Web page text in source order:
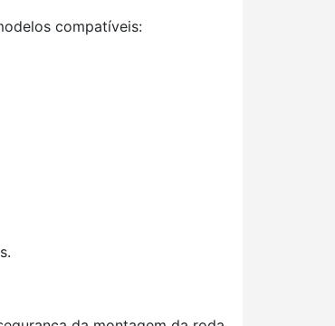
compatíveis: